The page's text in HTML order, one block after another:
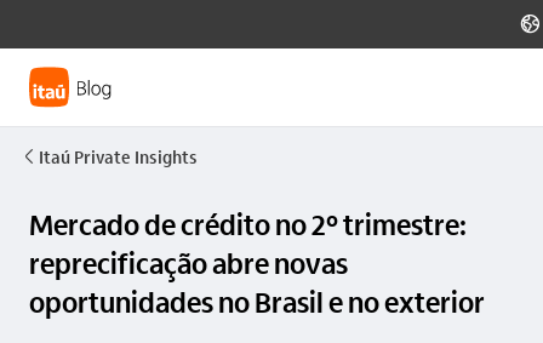
globo_outline
seta_esquerda Itaú Private Insights
Mercado de crédito no 2º trimestre:
reprecificação abre novas
oportunidades no Brasil e no exterior